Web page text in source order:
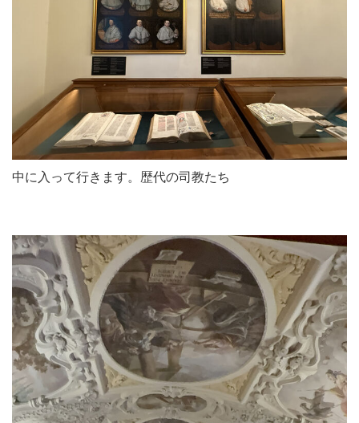
中に入って行きます。歴代の司教たち